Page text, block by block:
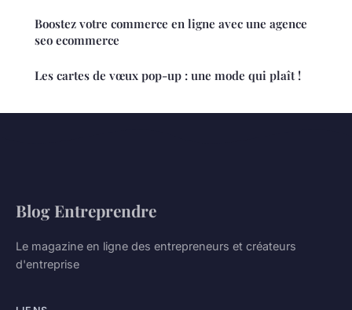
Boostez votre commerce en ligne avec une agence
seo ecommerce
Les cartes de vœux pop-up : une mode qui plaît !
Blog Entreprendre
Le magazine en ligne des entrepreneurs et créateurs
d'entreprise